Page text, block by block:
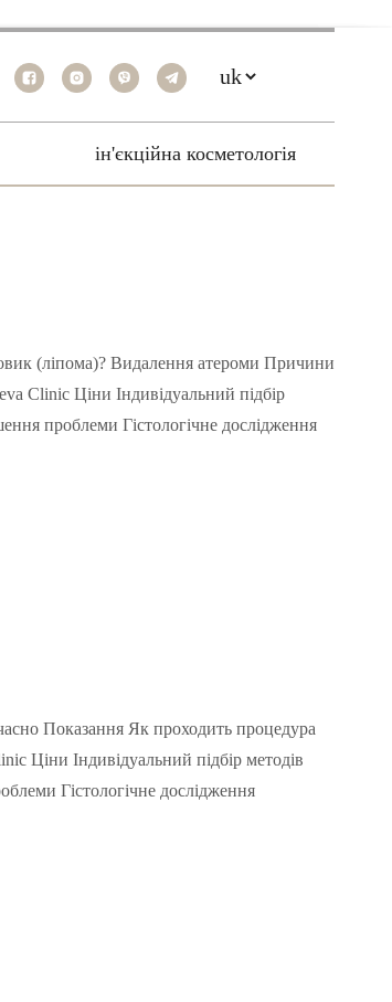
ін'єкційна косметологія
(ліпома)? Видалення атероми Причини
Clinic Ціни Індивідуальний підбір
проблеми Гістологічне дослідження
Показання Як проходить процедура
Ціни Індивідуальний підбір методів
Гістологічне дослідження